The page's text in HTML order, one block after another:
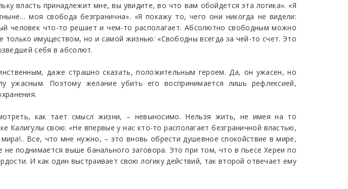
власть принадлежит мне, вы увидите, во что вам обойдется эта логика». «Я
моя свобода безгранична». «Я покажу то, чего они никогда не видели:
человек что-то решает и чем-то располагает. Абсолютно свободным можно
имуществом, но и самой жизнью: «Свободны всегда за чей-то счет. Это
себя в абсолют.
даже страшно сказать, положительным героем. Да, он ужасен, но
ужасным. Поэтому желание убить его воспринимается лишь рефлексией,
как тает смысл жизни, – невыносимо. Нельзя жить, не имея на то
Калигулы свою: «Не впервые у нас кто-то располагает безграничной властью,
Все, что мне нужно, – это вновь обрести душевное спокойствие в мире,
поднимается выше банального заговора. Это при том, что в пьесе Хереи по
И как один выстраивает свою логику действий, так второй отвечает ему